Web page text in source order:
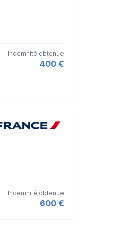
Indemnité obtenue
400 €
Indemnité obtenue
600 €